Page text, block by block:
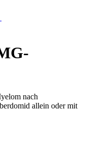
nach
allein oder mit